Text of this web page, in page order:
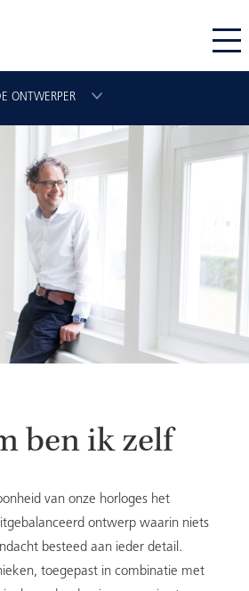
ONTWERPER
HET ONTWERP
DE ONTWERPER
DE PRODUCTIE
KALENDER
ben ik zelf
van onze horloges het
ontwerp waarin niets
besteed aan ieder detail.
toegepast in combinatie met